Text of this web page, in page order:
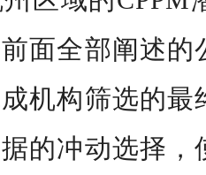
面全部阐述的
机构筛选的最
的冲动选择